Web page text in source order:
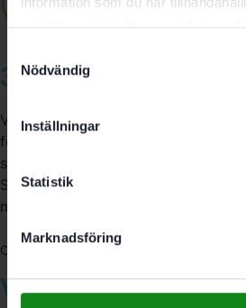
Nödvändig
Inställningar
Statistik
Marknadsföring
3A Byggdelen
Vi är återförsäljare av elverktyg,
förbrukningsmaterial. Vi har en
serviceverkstad i Stockholm samt
Sverige. Av oss får du professionell
medarbetare med gedigen
Org. nr: 556341-4290
Våra öppettider